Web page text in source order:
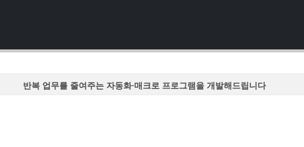
반복 업무를 줄여주는 자동화·매크로 프로그램을 개발해드립니다